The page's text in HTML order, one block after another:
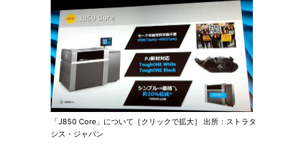
「J850 Core」について［クリックで拡大］ 出所：ストラタ
シス・ジャパン